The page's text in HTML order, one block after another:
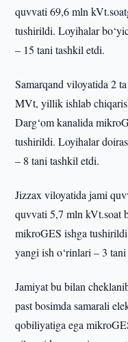
quvvati 69,6 mln
tushirildi. Loyihalar
– 15 tani tashkil etdi.
Samarqand viloyatida 2
MVt, yillik ishlab
Darg‘om kanalida
tushirildi. Loyihalar
– 8 tani tashkil etdi.
Jizzax viloyatida jami
quvvati 5,7 mln kVt.soat
mikroGES ishga
yangi ish o‘rinlari – 3
Jamiyat bu bilan
past bosimda samarali
qobiliyatiga ega